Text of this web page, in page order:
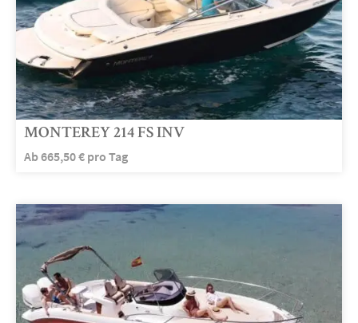
MONTEREY 214 FS INV
Ab665,50€ pro Tag